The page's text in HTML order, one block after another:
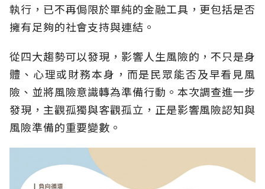
執行，已不再侷限於單純的金融工具，更包括是否
擁有足夠的社會支持與連結。
從四大趨勢可以發現，影響人生風險的，不只是身
體、心理或財務本身，而是民眾能否及早看見風
險、並將風險意識轉為準備行動。本次調查進一步
發現，主觀孤獨與客觀孤立，正是影響風險認知與
風險準備的重要變數。